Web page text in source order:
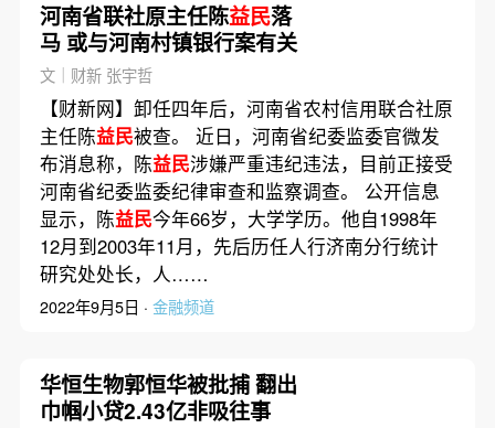
河南省联社原主任陈益民落
马 或与河南村镇银行案有关
文｜财新 张宇哲
【财新网】卸任四年后，河南省农村信用联合社原
主任陈益民被查。 近日，河南省纪委监委官微发
布消息称，陈益民涉嫌严重违纪违法，目前正接受
河南省纪委监委纪律审查和监察调查。 公开信息
显示，陈益民今年66岁，大学学历。他自1998年
12月到2003年11月，先后历任人行济南分行统计
研究处处长，人……
2022年9月5日 · 金融频道
华恒生物郭恒华被批捕 翻出
巾帼小贷2.43亿非吸往事